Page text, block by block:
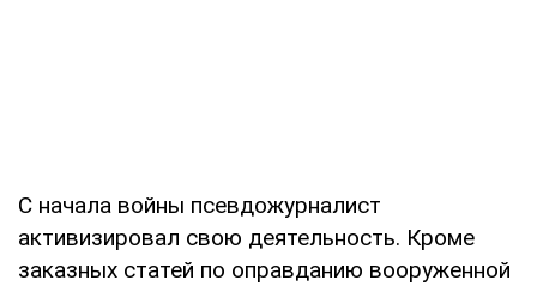
С начала войны псевдожурналист
активизировал свою деятельность. Кроме
заказных статей по оправданию вооруженной